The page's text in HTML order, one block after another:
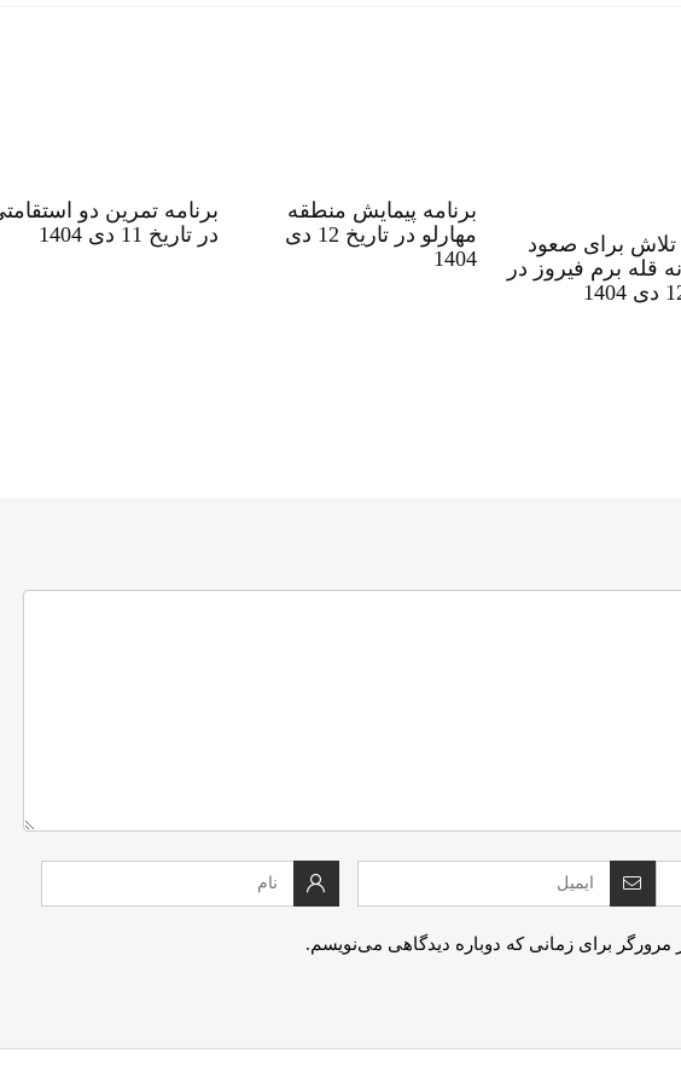
تلاش برای صعود
قله برم فیروز در
برنامه پیمایش منطقه
مهارلو در تاریخ 12 دی
1404
برنامه تمرین دو
در تاریخ 11 دی 1404
مرورگر برای زمانی که دوباره دیدگاهی می‌نویسم.